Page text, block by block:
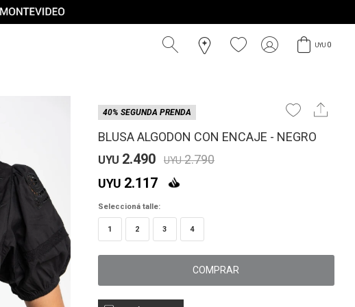
UYU 0
40% SEGUNDA PRENDA
BLUSA ALGODON CON ENCAJE - NEGRO
UYU 2.490 UYU 2.790
UYU 2.117
Seleccioná talle:
1 2 3 4
COMPRAR